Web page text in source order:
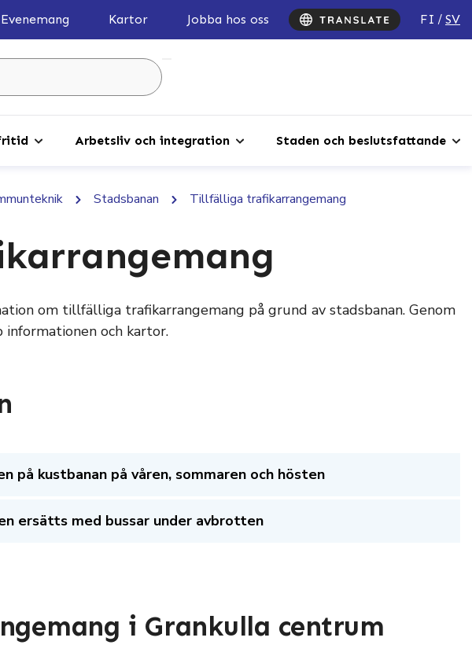
Evenemang Kartor Jobba hos oss FI SV
Arbetsliv och integration Staden och beslutsfattande
Stadsbanan Tillfälliga trafikarrangemang
om tillfälliga trafikarrangemang på grund av stadsbanan. Genom
och kartor.
på kustbanan på våren, sommaren och hösten
ersätts med bussar under avbrotten
i Grankulla centrum